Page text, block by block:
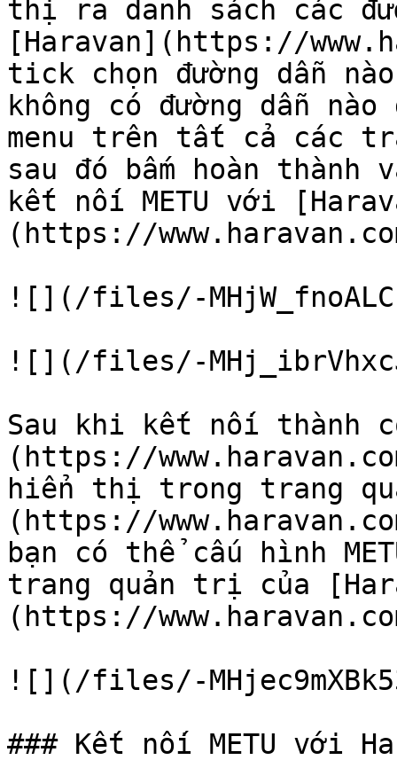
thị ra danh sách các
[Haravan](https://
tick chọn đường dẫn
không có đường dẫn
menu trên tất cả các
sau đó bấm hoàn thành
kết nối METU với
(https://
![](/files/-
![](/files/-
Sau khi kết nối thành
(https://
hiển thị trong trang
(https://
bạn có thể cấu hình
trang quản trị của
(https://
![](/files/-
### Kết nối METU với